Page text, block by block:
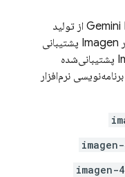
از تولید
Imagen پشتیبانی
پشتیبانی‌شده
نرم‌افزار